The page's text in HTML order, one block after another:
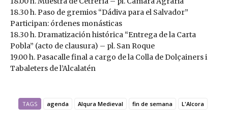
18.30 h. Paso de gremios “Dádiva para el Salvador”
Participan: órdenes monásticas
18.30 h. Dramatización histórica “Entrega de la Carta
Pobla” (acto de clausura) – pl. San Roque
19.00 h. Pasacalle final a cargo de la Colla de Dolçainers i
Tabaleters de l’Alcalatén
TAGS agenda Alqura Medieval fin de semana L'Alcora